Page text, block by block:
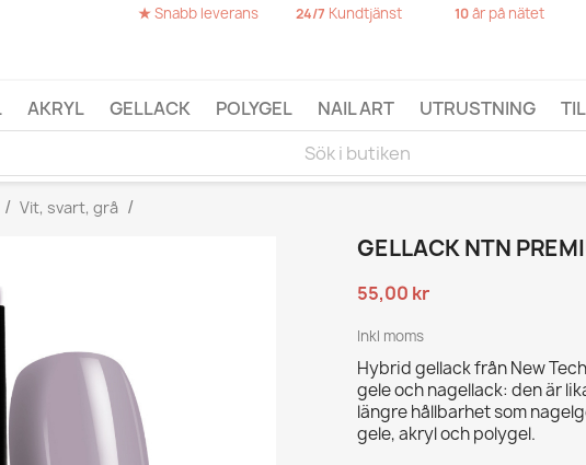
★Snabb leverans 24/7 Kundtjänst 10år på nätet
AKRYL GELLACK POLYGEL NAIL ART UTRUSTNING
Vit, svart, grå
GELLACK NTN
55,00 kr
Inkl moms
Hybrid gellack från New
gele och nagellack: den är
längre hållbarhet som
gele, akryl och polygel.